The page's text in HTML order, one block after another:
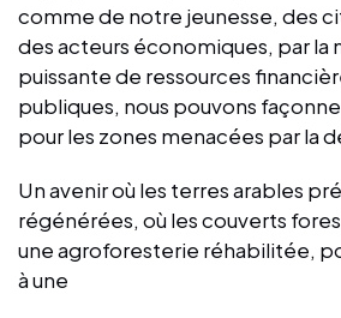
comme de notre jeunesse, des
des acteurs économiques, par la
puissante de ressources
publiques, nous pouvons
pour les zones menacées par la
Un avenir où les terres arables
régénérées, où les couverts
une agroforesterie réhabilitée,
à une